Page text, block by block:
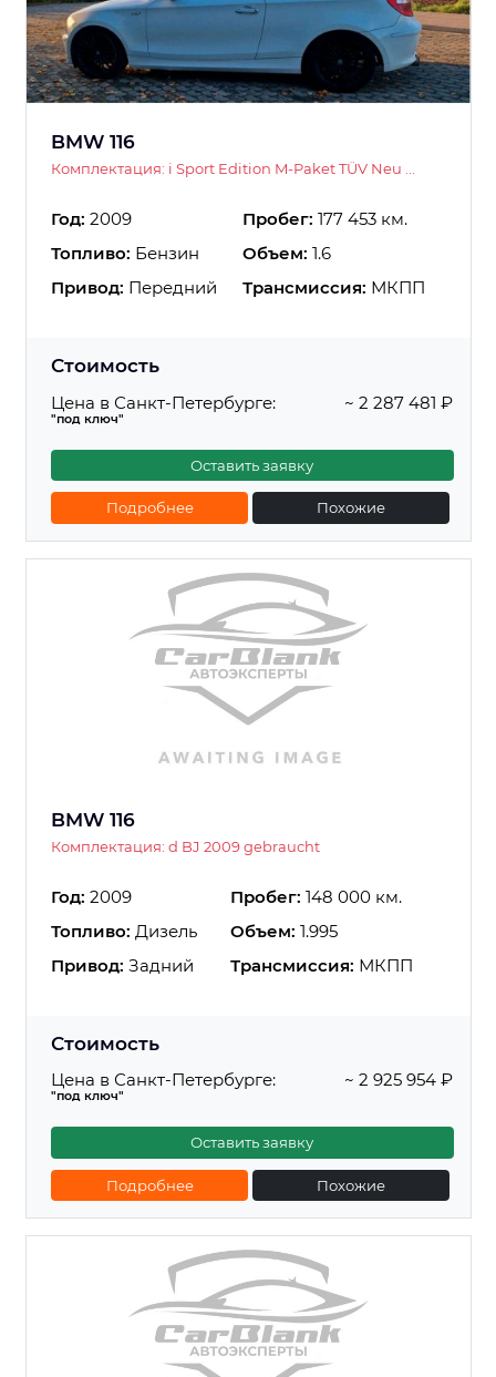
BMW 116
Комплектация: i Sport Edition M-Paket TÜV Neu ...
Год: 2009 Пробег: 177 453 км.
Топливо: Бензин Объем: 1.6
Привод: Передний Трансмиссия: МКПП
Стоимость
Цена в Санкт-Петербурге:
"под ключ"
~ 2 287 481 ₽
Оставить заявку
Подробнее Похожие
BMW 116
Комплектация: d BJ 2009 gebraucht
Год: 2009 Пробег: 148 000 км.
Топливо: Дизель Объем: 1.995
Привод: Задний Трансмиссия: МКПП
Стоимость
Цена в Санкт-Петербурге:
"под ключ"
~ 2 925 954 ₽
Оставить заявку
Подробнее Похожие